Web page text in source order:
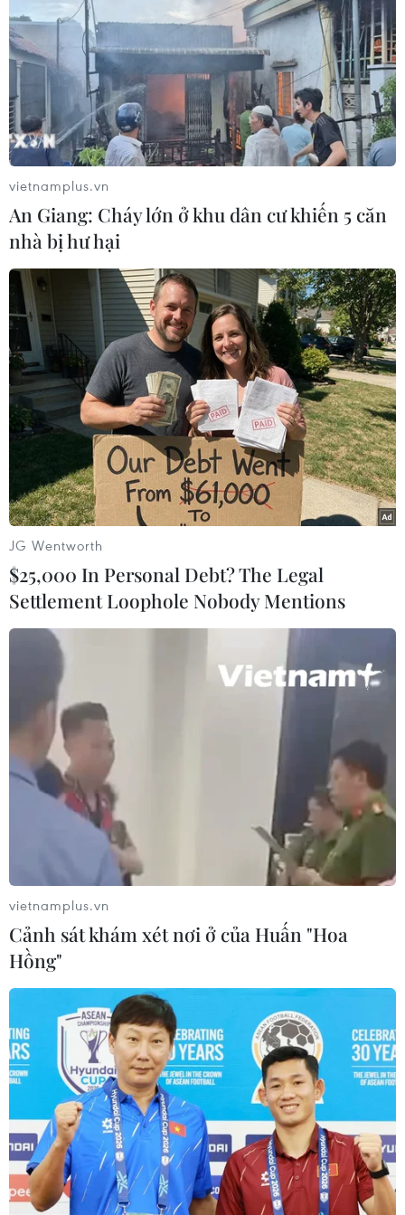
Samsung Electronics nỗ lực duy trì vị thế
cạnh tranh toàn cầu
24/09/2021 04:43
Samsung Electronics có thể duy trì vị thế số 1 về doanh
số bán điện thoại thông minh toàn cầu bằng cách đẩy
mạnh gia công sản xuất và giảm chi phí sản xuất của
các bộ phận cấu thành.
Giá cổ phiếu ASM International tăng
mạnh do thiếu hụt chất bán dẫn
25/09/2021 02:43
Giá trị cổ phiếu của tập đoàn ASM International đã tăng
gấp đôi kể từ đầu năm 2021 và gần gấp 20 lần trong 10
năm qua. Cổ phiếu của ASM vẫn được định giá tương
đối hợp lý so với kỳ vọng tăng trưởng.
vietnamplus.vn
An Giang: Cháy lớn ở khu dân cư khiến 5 căn
nhà bị hư hại
JG Wentworth
$25,000 In Personal Debt? The Legal
Settlement Loophole Nobody Mentions
vietnamplus.vn
Cảnh sát khám xét nơi ở của Huấn "Hoa
Hồng"